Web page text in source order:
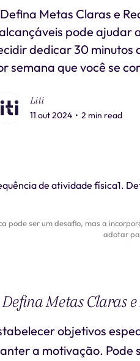
Defina Metas Claras e
pode ajudar
dedicar 30 minutos
semana que você se
Liti
11 out 2024 • 2 min read
pode ser um desafio, mas a
adotar
Defina Metas Claras
objetivos
a motivação. Pode